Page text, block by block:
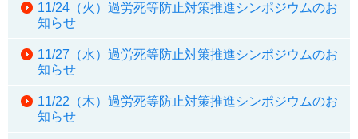
11/24（火）過労死等防止対策推進シンポジウムのお
知らせ
11/27（水）過労死等防止対策推進シンポジウムのお
知らせ
11/22（木）過労死等防止対策推進シンポジウムのお
知らせ